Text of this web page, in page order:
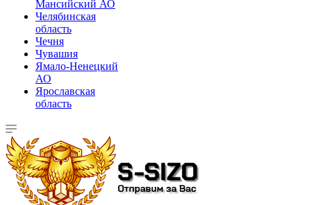
Мансийский АО
Челябинская
область
Чечня
Чувашия
Ямало-Ненецкий
АО
Ярославская
область